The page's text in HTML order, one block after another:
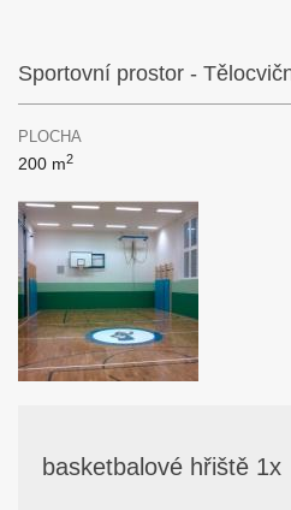
Sportovní prostor -
PLOCHA
200 m2
basketbalové hřiště 1x